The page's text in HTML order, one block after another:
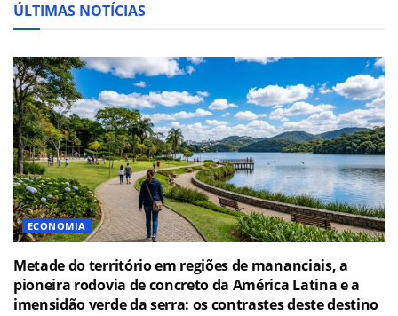
ÚLTIMAS NOTÍCIAS
ECONOMIA
Metade do território em regiões de mananciais, a
pioneira rodovia de concreto da América Latina e a
imensidão verde da serra: os contrastes deste destino